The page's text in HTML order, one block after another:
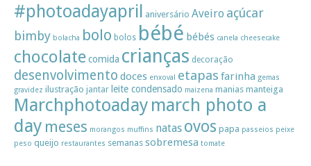
#photoadayapril aniversário Aveiro açúcar
bimby bolacha bolo bolos bébé bébés canela cheesecake
chocolatecomida crianças decoração
desenvolvimento doces enxoval etapas farinha gemas
gravidez ilustração jantar leite condensado maizena manias manteiga
Marchphotoaday march photo a
day meses morangos muffins natas ovos papa passeios peixe
peso queijo restaurantes semanas sobremesa tomate